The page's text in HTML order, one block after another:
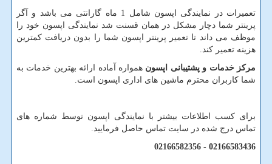
تعمیرات در نمایندگی اپسون شامل 1 ماه گارانتی می باشد و آگر
پرینتر شما دچار مشکل در همان قسنت شد نمایندگی اپسون خود را
موظف می داند تا تعمیر پرینتر اپسون شما را بدون دریافت کمترین
هزینه تعمیر کند.
مرکز خدمات و پشتیبانی اپسون همواره آماده ارائه بهترین خدمات به
شما کاربران محترم ماشین های اداری اپسون است.
برای کسب اطلاعات بیشتر با نمایندگی اپسون توسط شماره های
تماس درج شده در سایت تماس حاصل فرمایید.
02166583436 - 02166582356